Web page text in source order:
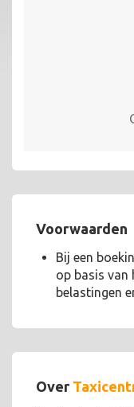
Voorwaarden
Bij een
op basis van
belastingen
Over